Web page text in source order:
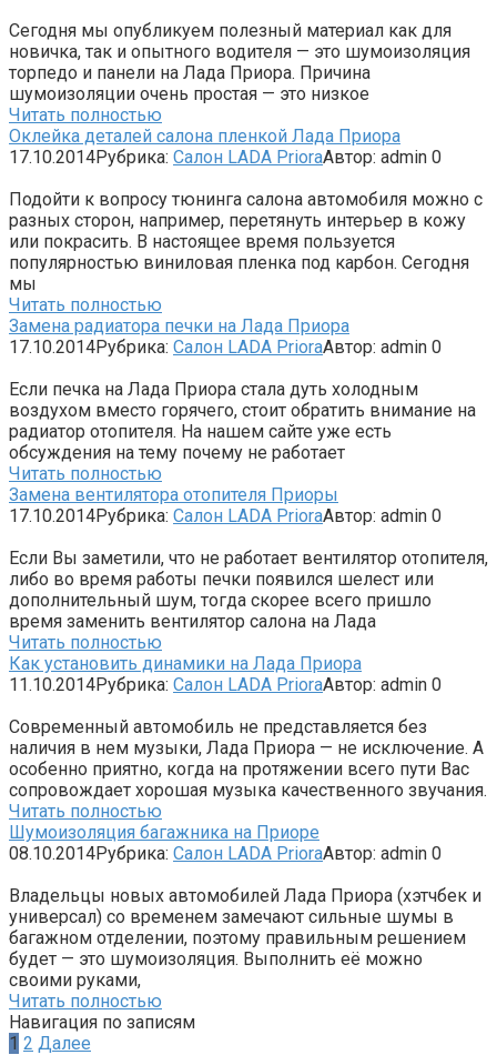
Сегодня мы опубликуем полезный материал как для
новичка, так и опытного водителя — это шумоизоляция
торпедо и панели на Лада Приора. Причина
шумоизоляции очень простая — это низкое
Читать полностью
Оклейка деталей салона пленкой Лада Приора
17.10.2014Рубрика: Салон LADA PrioraАвтор: admin 0
Подойти к вопросу тюнинга салона автомобиля можно с
разных сторон, например, перетянуть интерьер в кожу
или покрасить. В настоящее время пользуется
популярностью виниловая пленка под карбон. Сегодня
мы
Читать полностью
Замена радиатора печки на Лада Приора
17.10.2014Рубрика: Салон LADA PrioraАвтор: admin 0
Если печка на Лада Приора стала дуть холодным
воздухом вместо горячего, стоит обратить внимание на
радиатор отопителя. На нашем сайте уже есть
обсуждения на тему почему не работает
Читать полностью
Замена вентилятора отопителя Приоры
17.10.2014Рубрика: Салон LADA PrioraАвтор: admin 0
Если Вы заметили, что не работает вентилятор отопителя,
либо во время работы печки появился шелест или
дополнительный шум, тогда скорее всего пришло
время заменить вентилятор салона на Лада
Читать полностью
Как установить динамики на Лада Приора
11.10.2014Рубрика: Салон LADA PrioraАвтор: admin 0
Современный автомобиль не представляется без
наличия в нем музыки, Лада Приора — не исключение. А
особенно приятно, когда на протяжении всего пути Вас
сопровождает хорошая музыка качественного звучания.
Читать полностью
Шумоизоляция багажника на Приоре
08.10.2014Рубрика: Салон LADA PrioraАвтор: admin 0
Владельцы новых автомобилей Лада Приора (хэтчбек и
универсал) со временем замечают сильные шумы в
багажном отделении, поэтому правильным решением
будет — это шумоизоляция. Выполнить её можно
своими руками,
Читать полностью
Навигация по записям
1 2 Далее